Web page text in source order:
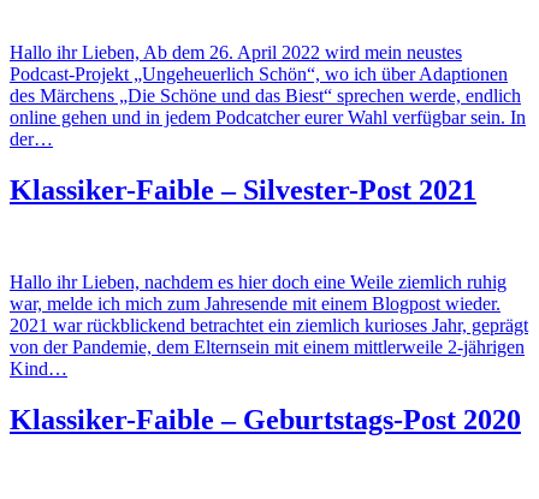
Hallo ihr Lieben, Ab dem 26. April 2022 wird mein neustes
Podcast-Projekt „Ungeheuerlich Schön“, wo ich über Adaptionen
des Märchens „Die Schöne und das Biest“ sprechen werde, endlich
online gehen und in jedem Podcatcher eurer Wahl verfügbar sein. In
der…
Klassiker-Faible – Silvester-Post 2021
Hallo ihr Lieben, nachdem es hier doch eine Weile ziemlich ruhig
war, melde ich mich zum Jahresende mit einem Blogpost wieder.
2021 war rückblickend betrachtet ein ziemlich kurioses Jahr, geprägt
von der Pandemie, dem Elternsein mit einem mittlerweile 2-jährigen
Kind…
Klassiker-Faible – Geburtstags-Post 2020